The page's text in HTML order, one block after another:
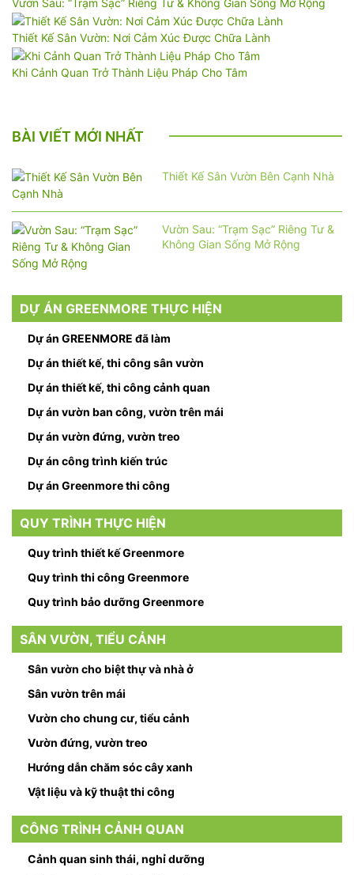
Vườn Sau: “Trạm Sạc” Riêng Tư & Không Gian Sống Mở Rộng
Thiết Kế Sân Vườn: Nơi Cảm Xúc Được Chữa Lành
Khi Cảnh Quan Trở Thành Liệu Pháp Cho Tâm
BÀI VIẾT MỚI NHẤT
Thiết Kế Sân Vườn Bên Cạnh Nhà
Vườn Sau: “Trạm Sạc” Riêng Tư &
Không Gian Sống Mở Rộng
DỰ ÁN GREENMORE THỰC HIỆN
Dự án GREENMORE đã làm
Dự án thiết kế, thi công sân vườn
Dự án thiết kế, thi công cảnh quan
Dự án vườn ban công, vườn trên mái
Dự án vườn đứng, vườn treo
Dự án công trình kiến trúc
Dự án Greenmore thi công
QUY TRÌNH THỰC HIỆN
Quy trình thiết kế Greenmore
Quy trình thi công Greenmore
Quy trình bảo dưỡng Greenmore
SÂN VƯỜN, TIỂU CẢNH
Sân vườn cho biệt thự và nhà ở
Sân vườn trên mái
Vườn cho chung cư, tiểu cảnh
Vườn đứng, vườn treo
Hướng dẫn chăm sóc cây xanh
Vật liệu và kỹ thuật thi công
CÔNG TRÌNH CẢNH QUAN
Cảnh quan sinh thái, nghỉ dưỡng